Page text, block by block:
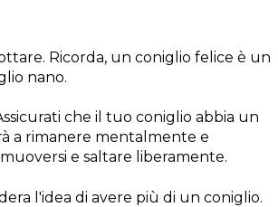
Ricorda, un coniglio felice è un
nano.
che il tuo coniglio abbia un
a rimanere mentalmente e
e saltare liberamente.
l'idea di avere più di un coniglio.